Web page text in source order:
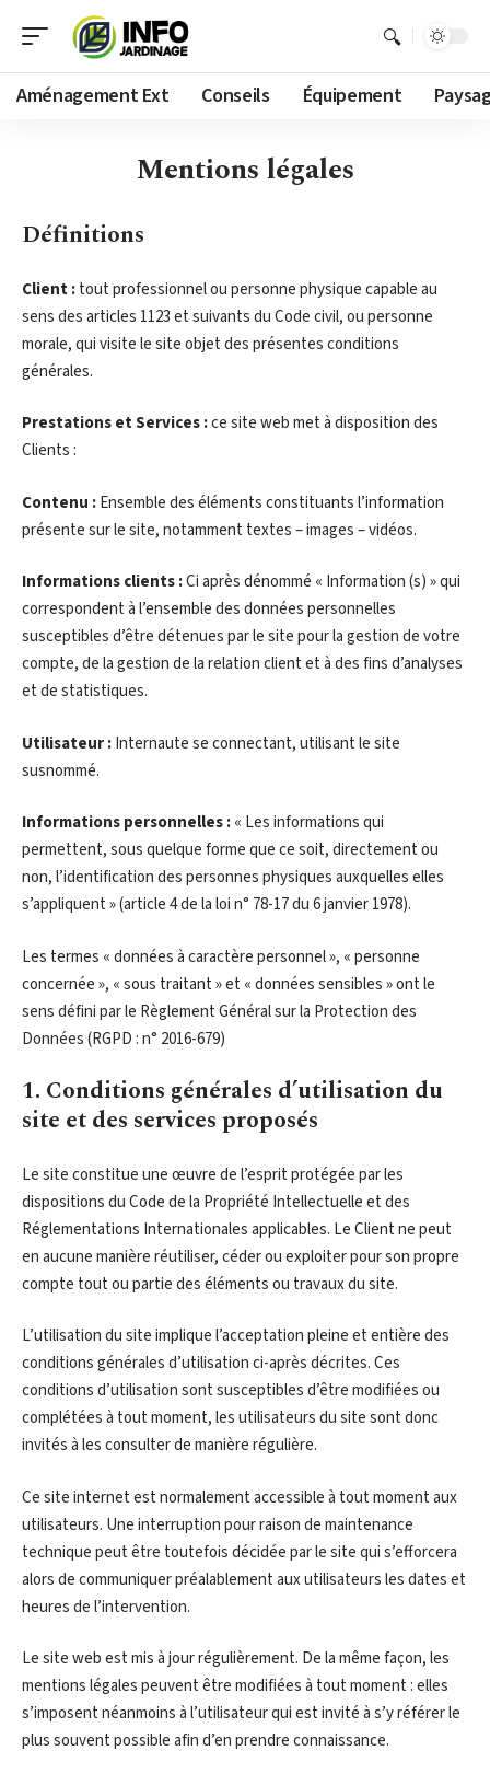
Aménagement Ext Conseils Équipement
Mentions légales
Définitions
Client :tout professionnel ou personne physique capable au
sens des articles 1123 et suivants du Code civil, ou personne
morale, qui visite le site objet des présentes conditions
générales.
Prestations et Services :ce site web met à disposition des
Clients :
Contenu :Ensemble des éléments constituants l’information
présente sur le site, notamment textes – images – vidéos.
Informations clients :Ci après dénommé « Information (s) » qui
correspondent à l’ensemble des données personnelles
susceptibles d’être détenues par le site pour la gestion de votre
compte, de la gestion de la relation client et à des fins d’analyses
et de statistiques.
Utilisateur :Internaute se connectant, utilisant le site
susnommé.
Informations personnelles :« Les informations qui
permettent, sous quelque forme que ce soit, directement ou
non, l’identification des personnes physiques auxquelles elles
s’appliquent » (article 4 de la loi n° 78-17 du 6 janvier 1978).
Les termes « données à caractère personnel », « personne
concernée », « sous traitant » et « données sensibles » ont le
sens défini par le Règlement Général sur la Protection des
Données (RGPD : n° 2016-679)
1. Conditions générales d’utilisation du
site et des services proposés
Le site constitue une œuvre de l’esprit protégée par les
dispositions du Code de la Propriété Intellectuelle et des
Réglementations Internationales applicables. Le Client ne peut
en aucune manière réutiliser, céder ou exploiter pour son propre
compte tout ou partie des éléments ou travaux du site.
L’utilisation du site implique l’acceptation pleine et entière des
conditions générales d’utilisation ci-après décrites. Ces
conditions d’utilisation sont susceptibles d’être modifiées ou
complétées à tout moment, les utilisateurs du site sont donc
invités à les consulter de manière régulière.
Ce site internet est normalement accessible à tout moment aux
utilisateurs. Une interruption pour raison de maintenance
technique peut être toutefois décidée par le site qui s’efforcera
alors de communiquer préalablement aux utilisateurs les dates et
heures de l’intervention.
Le site web est mis à jour régulièrement. De la même façon, les
mentions légales peuvent être modifiées à tout moment : elles
s’imposent néanmoins à l’utilisateur qui est invité à s’y référer le
plus souvent possible afin d’en prendre connaissance.